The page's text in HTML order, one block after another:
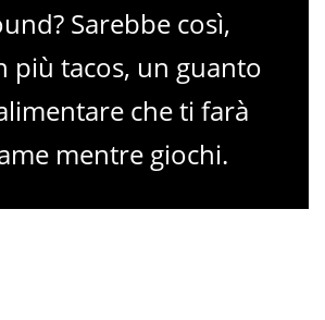
Sarebbe così,
più tacos, un guanto
che ti farà
mentre giochi.